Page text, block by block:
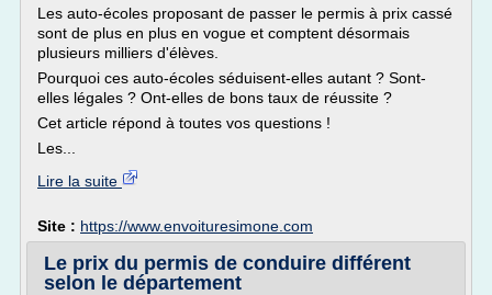
Les auto-écoles proposant de passer le permis à prix cassé
sont de plus en plus en vogue et comptent désormais
plusieurs milliers d'élèves.
Pourquoi ces auto-écoles séduisent-elles autant ? Sont-
elles légales ? Ont-elles de bons taux de réussite ?
Cet article répond à toutes vos questions !
Les...
Lire la suite
Site : https://www.envoituresimone.com
Le prix du permis de conduire différent
selon le département